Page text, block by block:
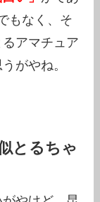
もなく、そ
アマチュア
がやね。
とるちゃ